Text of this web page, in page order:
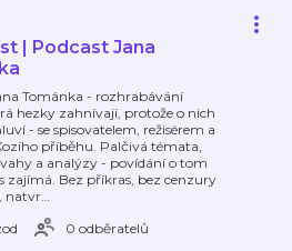
| Podcast Jana
Tománka - rozhrabávání
hezky zahnívají, protože o nich
- se spisovatelem, režisérem a
příběhu. Palčivá témata,
a analýzy - povídání o tom
zajímá. Bez příkras, bez cenzury
natvr…
0 odběratelů